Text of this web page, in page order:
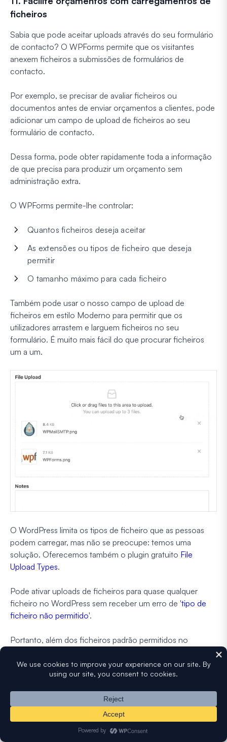
ficheiros
Sabia que pode aceitar uploads através do seu formulário
de contacto? O WPForms permite que os visitantes
anexem ficheiros a submissões de formulários de
contacto.
Por exemplo, se precisar de avaliar ficheiros ou
documentos antes de enviar orçamentos a clientes, pode
adicionar um campo de upload de ficheiros ao seu
formulário de contacto.
Dessa forma, pode obter rapidamente toda a informação
de que precisa para produzir um orçamento sem
administração extra.
O WPForms permite-lhe controlar:
Quantos ficheiros deseja aceitar
As extensões ou tipos de ficheiro que deseja
permitir
O tamanho máximo para cada ficheiro
Também pode usar o nosso campo de upload de
ficheiros em estilo Moderno para permitir que os
utilizadores arrastem e larguem ficheiros no seu
formulário. É muito mais fácil do que procurar ficheiros
um a um.
O WordPress limita os tipos de ficheiro que as pessoas
podem carregar, mas não se preocupe: temos uma
solução. Oferecemos também o plugin gratuito File
Upload Types.
Pode ativar uploads de ficheiros para quase qualquer
ficheiro no WordPress sem receber um erro de 'tipo de
ficheiro não permitido'.
Portanto, além dos ficheiros padrão permitidos no
Desenhos CAD
Ficheiros Zip
Ficheiros RAR